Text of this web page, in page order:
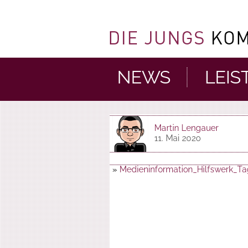
NEWS
Martin Lengauer
11. Mai 2020
»